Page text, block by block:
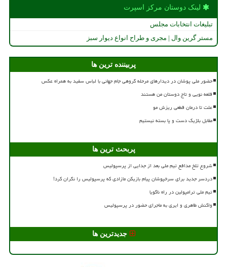
لینک دوستان مركز اسپرت
تبلیغات انتخابات مجلس
مستر گرین وال | مجری و طراح انواع دیوار سبز
پربیننده ترین ها
حضور ملی پوشان در دیدارهای مرحله گروهی جام جهانی با لباس سفید به همراه عکس
قلعه نویی و تاج دوستان من هستند
علت تا درمان قطعی ریزش مو
مقابل بلژیک دست و پا بسته نیستیم
پربحث ترین ها
شروع تلخ مدافع تیم ملی بعد از جدایی از پرسپولیس
دردسر جدید برای سرخپوشان پیام بازیکن مازادی که پرسپولیس را نگران کرد!
تیم ملی ترامپولین در راه ناگویا
واکنش طاهری و ایری به ماجرای حضور در پرسپولیس
جدیدترین ها